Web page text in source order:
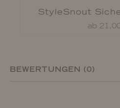
StyleSnout
ab
BEWERTUNGEN (0)